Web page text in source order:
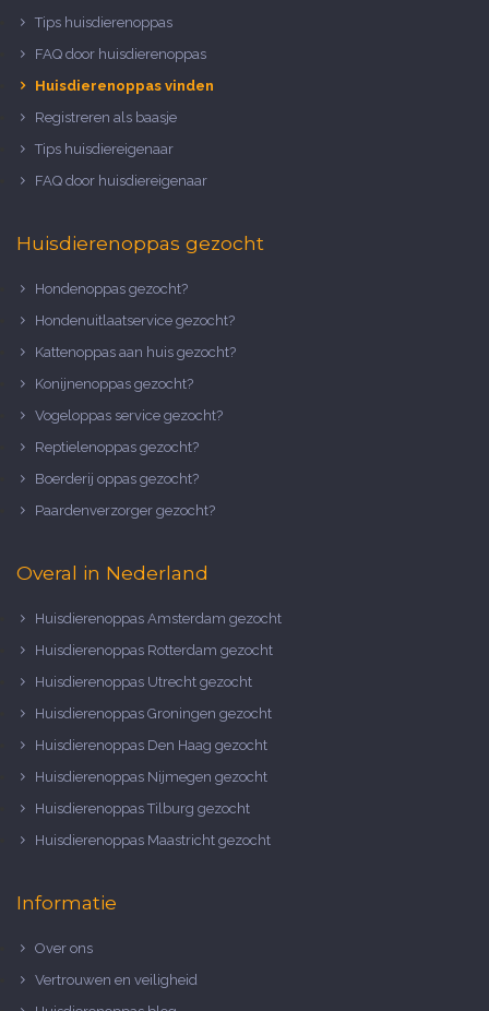
Tips huisdierenoppas
FAQ door huisdierenoppas
Huisdierenoppas vinden
Registreren als baasje
Tips huisdiereigenaar
FAQ door huisdiereigenaar
Huisdierenoppas gezocht
Hondenoppas gezocht?
Hondenuitlaatservice gezocht?
Kattenoppas aan huis gezocht?
Konijnenoppas gezocht?
Vogeloppas service gezocht?
Reptielenoppas gezocht?
Boerderij oppas gezocht?
Paardenverzorger gezocht?
Overal in Nederland
Huisdierenoppas Amsterdam gezocht
Huisdierenoppas Rotterdam gezocht
Huisdierenoppas Utrecht gezocht
Huisdierenoppas Groningen gezocht
Huisdierenoppas Den Haag gezocht
Huisdierenoppas Nijmegen gezocht
Huisdierenoppas Tilburg gezocht
Huisdierenoppas Maastricht gezocht
Informatie
Over ons
Vertrouwen en veiligheid